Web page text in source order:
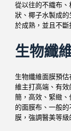
從以往的不織布
狀、椰子水製成
於成熟，並且不斷
生物纖
生物纖維面膜預
維主打高端、有
簡，高效、緊緻
的面膜布、一般
膜，強調醫美等級